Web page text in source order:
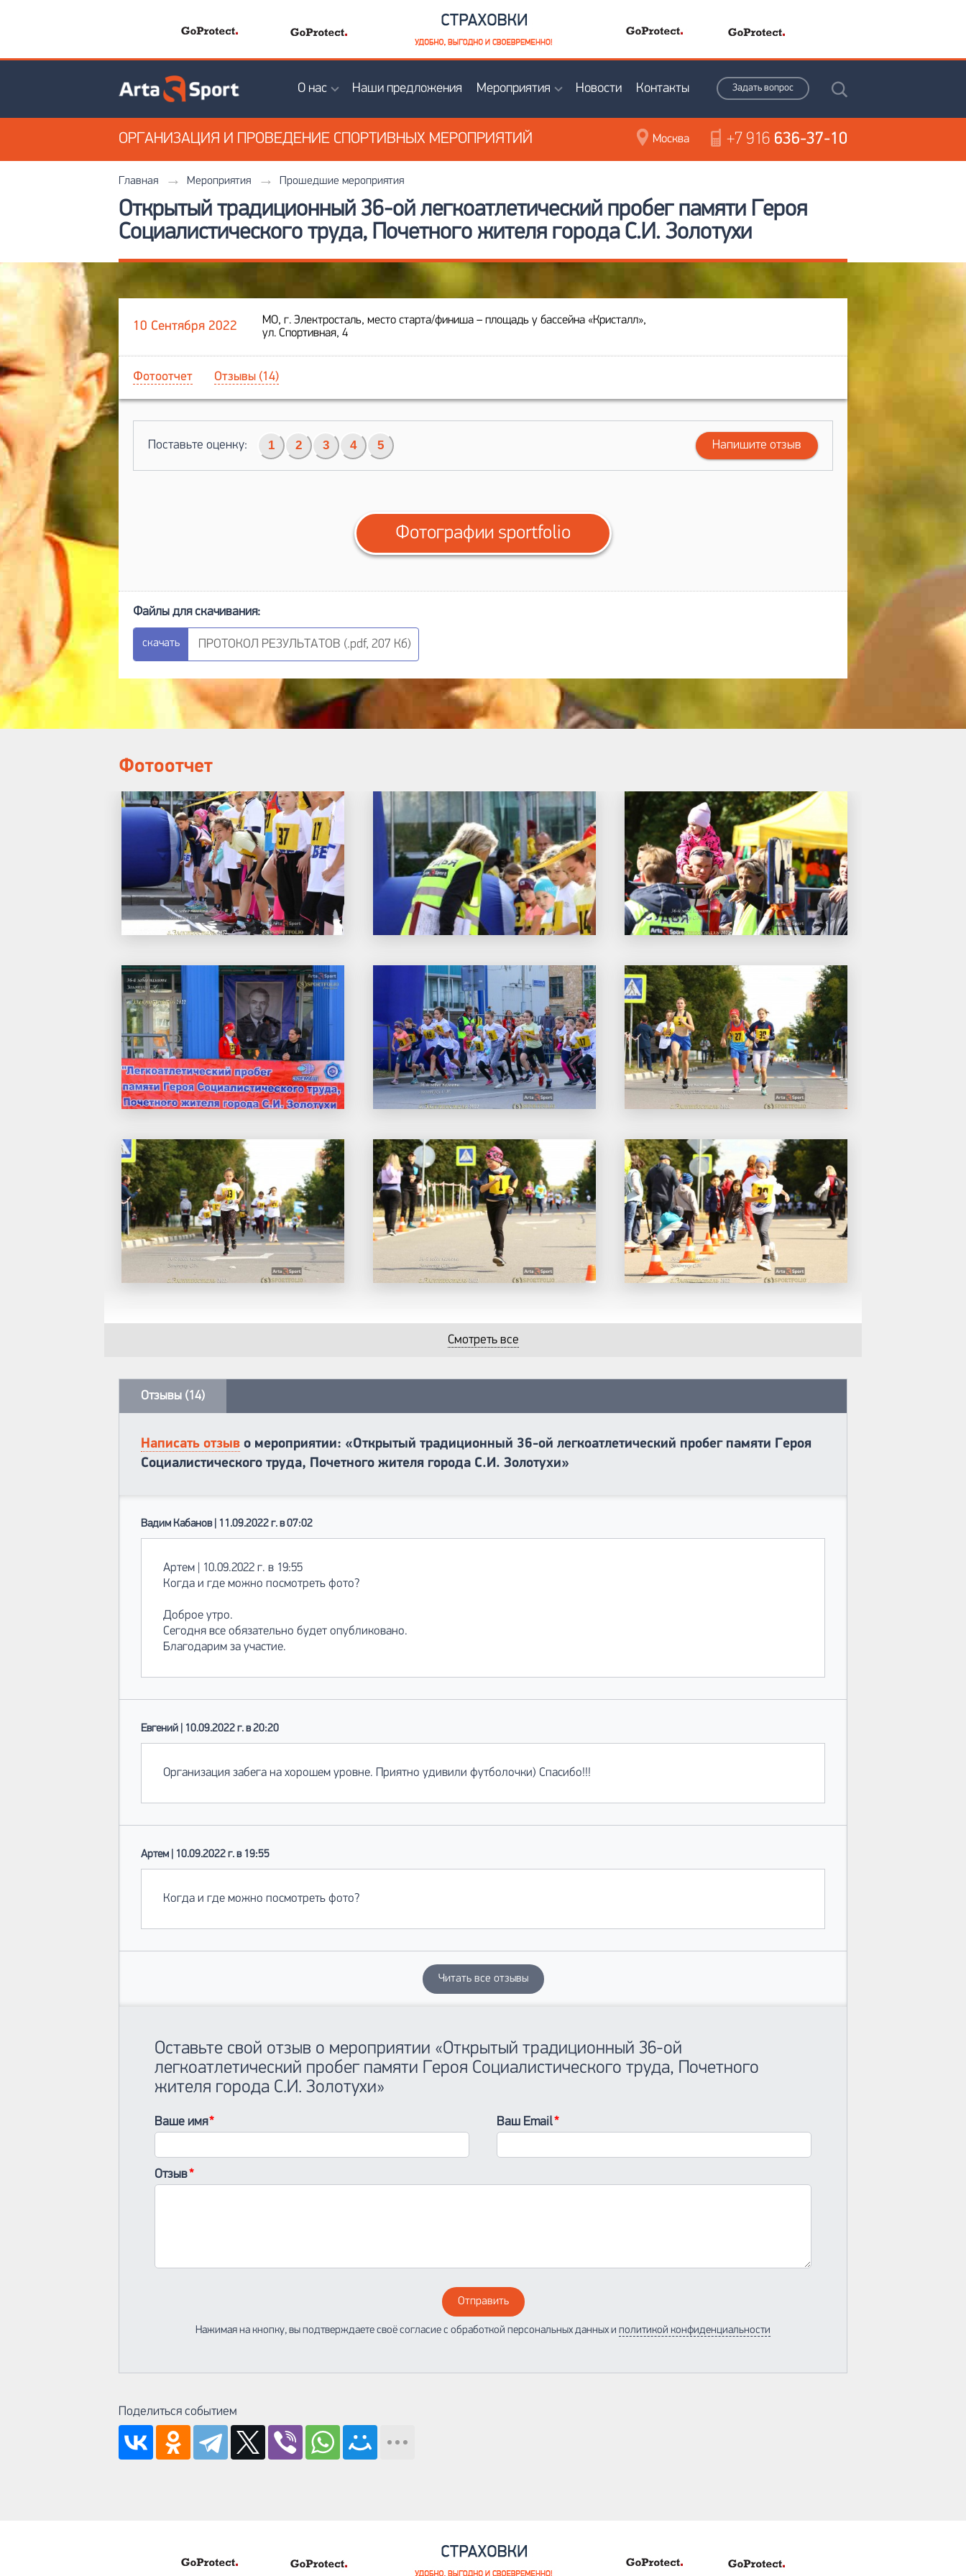
Задать вопрос
О нас Наши предложения Мероприятия Новости Контакты
ОРГАНИЗАЦИЯ И ПРОВЕДЕНИЕ СПОРТИВНЫХ МЕРОПРИЯТИЙ +7 916 636-37-10
Москва
Главная Мероприятия Прошедшие мероприятия
Открытый традиционный 36-ой легкоатлетический пробег памяти Героя
Социалистического труда, Почетного жителя города С.И. Золотухи
10 Сентября 2022
МО, г. Электросталь, место старта/финиша – площадь у бассейна «Кристалл»,
ул. Спортивная, 4
Фотоотчет Отзывы (14)
Поставьте оценку: 1 2 3 4 5 Напишите отзыв
Фотографии sportfolio
ПРОТОКОЛ РЕЗУЛЬТАТОВ (.pdf, 207 Кб)
Фотоотчет
Смотреть все
Отзывы (14)
Написать отзыв о мероприятии: «Открытый традиционный 36-ой легкоатлетический пробег памяти Героя
Социалистического труда, Почетного жителя города С.И. Золотухи»
Вадим Кабанов | 11.09.2022 г. в 07:02
Артем | 10.09.2022 г. в 19:55
Когда и где можно посмотреть фото?
Доброе утро.
Сегодня все обязательно будет опубликовано.
Благодарим за участие.
Евгений | 10.09.2022 г. в 20:20
Организация забега на хорошем уровне. Приятно удивили футболочки) Спасибо!!!
Артем | 10.09.2022 г. в 19:55
Когда и где можно посмотреть фото?
Читать все отзывы
Оставьте свой отзыв о мероприятии «Открытый традиционный 36-ой
легкоатлетический пробег памяти Героя Социалистического труда, Почетного
жителя города С.И. Золотухи»
Ваше имя Ваш Email
Отзыв
Отправить
Нажимая на кнопку, вы подтверждаете своё согласие с обработкой персональных данных и политикой конфиденциальности
Поделиться событием